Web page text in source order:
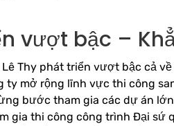
vượt bậc –
Thy phát triển vượt bậc cả
ty mở rộng lĩnh vực thi công
bước tham gia các dự án
gia thi công công trình Đại sứ